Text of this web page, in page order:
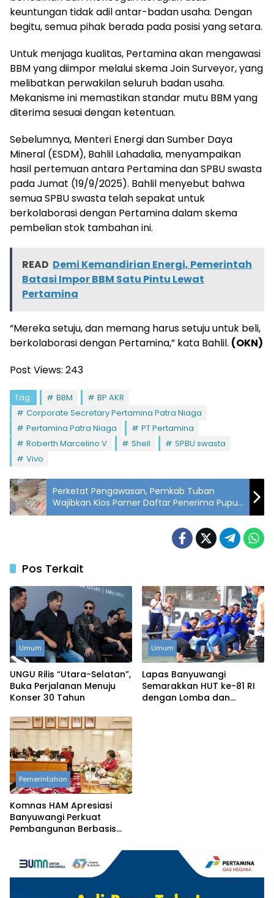
keuntungan tidak adil antar-badan usaha. Dengan
begitu, semua pihak berada pada posisi yang setara.
Untuk menjaga kualitas, Pertamina akan mengawasi
BBM yang diimpor melalui skema Join Surveyor, yang
melibatkan perwakilan seluruh badan usaha.
Mekanisme ini memastikan standar mutu BBM yang
diterima sesuai dengan ketentuan.
Sebelumnya, Menteri Energi dan Sumber Daya
Mineral (ESDM), Bahlil Lahadalia, menyampaikan
hasil pertemuan antara Pertamina dan SPBU swasta
pada Jumat (19/9/2025). Bahlil menyebut bahwa
semua SPBU swasta telah sepakat untuk
berkolaborasi dengan Pertamina dalam skema
pembelian stok tambahan ini.
READ Demi Kemandirian Energi, Pemerintah
Batasi Impor BBM Satu Pintu Lewat
Pertamina
“Mereka setuju, dan memang harus setuju untuk beli,
berkolaborasi dengan Pertamina,” kata Bahlil. (OKN)
Post Views: 243
Tag: BBM
BP AKR
Corporate Secretary Pertamina Patra Niaga
Pertamina Patra Niaga
PT Pertamina
Roberth Marcelino V
Shell
SPBU swasta
Vivo
Perketat Pengawasan, Pemkab Tuban
Wajibkan Kios Pamer Daftar Penerima Pupuk
Subsidi
Pos Terkait
Umum
UNGU Rilis “Utara-Selatan”,
Buka Perjalanan Menuju
Konser 30 Tahun
Umum
Lapas Banyuwangi
Semarakkan HUT ke-81 RI
dengan Lomba dan
Pemerintahan
Komnas HAM Apresiasi
Banyuwangi Perkuat
Pembangunan Berbasis